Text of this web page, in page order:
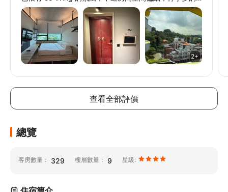
話就有啲麻煩，要放床下底。房間內冇牙膏牙刷拖鞋，出
發前記得要問吓前台會否提供或自備。
2+
查看全部評價
總覽
客房數量： 329 樓層數量： 9 星級: